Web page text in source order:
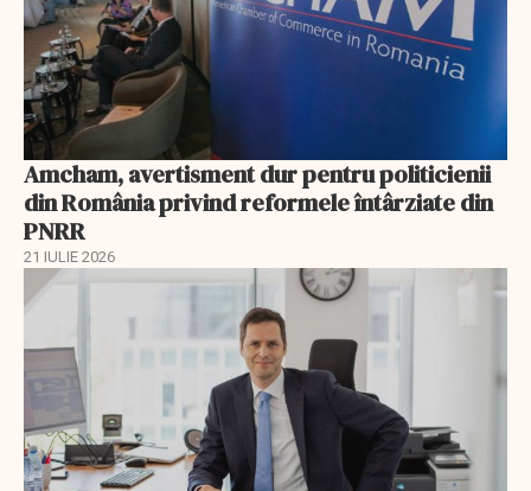
Amcham, avertisment dur pentru politicienii
din România privind reformele întârziate din
PNRR
21 IULIE 2026